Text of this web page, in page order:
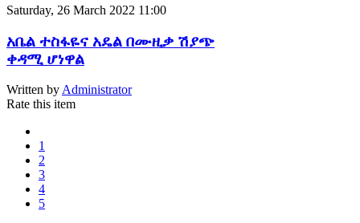
Saturday, 26 March 2022 11:00
አቤል ተስፋዬና አዴል በሙዚቃ ሽያጭ
ቀዳሚ ሆነዋል
Written by Administrator
Rate this item
1
2
3
4
5